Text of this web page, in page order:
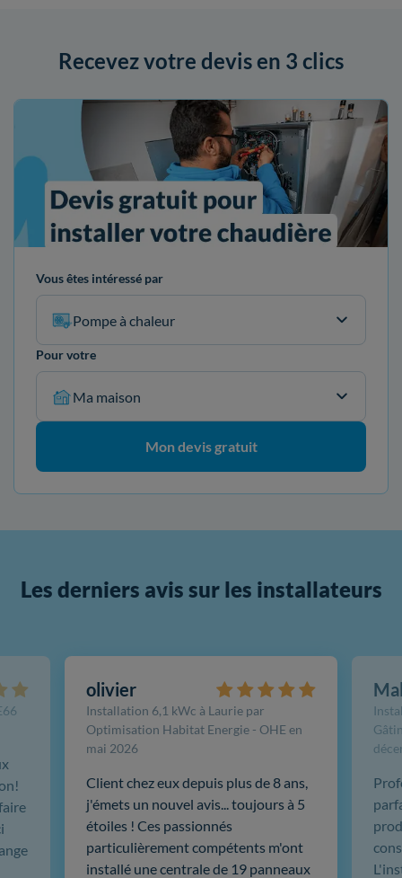
Recevez votre devis en 3 clics
Vous êtes intéressé par
Pompe à chaleur
Pour votre
Ma maison
Mon devis gratuit
Les derniers avis sur les installateurs
olivier
Installation 6,1 kWc à Laurie par
Optimisation Habitat Energie - OHE en
mai 2026
Client chez eux depuis plus de 8 ans,
j'émets un nouvel avis... toujours à 5
étoiles ! Ces passionnés
particulièrement compétents m'ont
installé une centrale de 19 panneaux